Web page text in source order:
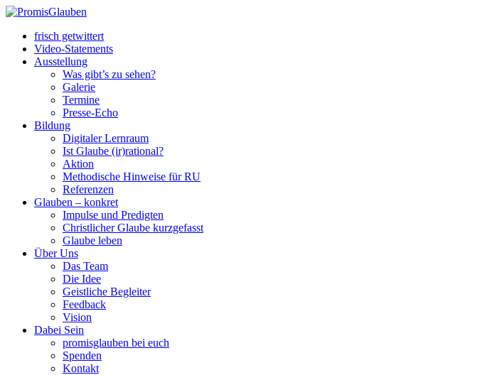
frisch getwittert
Video-Statements
Ausstellung
Was gibt’s zu sehen?
Galerie
Termine
Presse-Echo
Bildung
Digitaler Lernraum
Ist Glaube (ir)rational?
Aktion
Methodische Hinweise für RU
Referenzen
Glauben – konkret
Impulse und Predigten
Christlicher Glaube kurzgefasst
Glaube leben
Über Uns
Das Team
Die Idee
Geistliche Begleiter
Feedback
Vision
Dabei Sein
promisglauben bei euch
Spenden
Kontakt